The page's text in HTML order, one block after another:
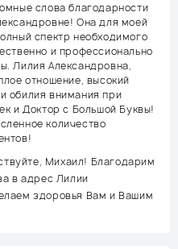
слова благодарности
Она для моей
спектр необходимого
и профессионально
Лилия Александровна,
отношение, высокий
обилия внимания при
и Доктор с Большой Буквы!
количество
Михаил! Благодарим
в адрес Лилии
здоровья Вам и Вашим